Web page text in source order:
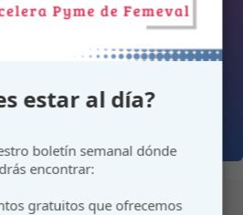
estar al día?
boletín semanal dónde
encontrar:
gratuitos que ofrecemos